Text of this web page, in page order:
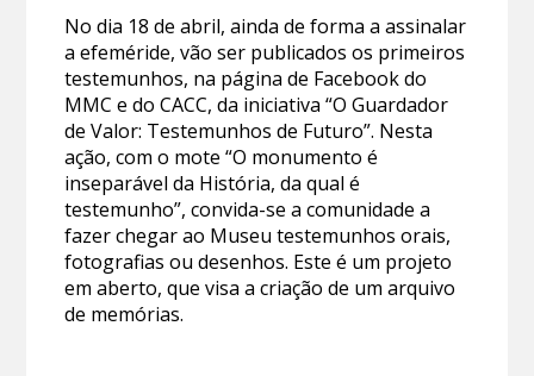
No dia 18 de abril, ainda de forma a assinalar
a efeméride, vão ser publicados os primeiros
testemunhos, na página de Facebook do
MMC e do CACC, da iniciativa “O Guardador
de Valor: Testemunhos de Futuro”. Nesta
ação, com o mote “O monumento é
inseparável da História, da qual é
testemunho”, convida-se a comunidade a
fazer chegar ao Museu testemunhos orais,
fotografias ou desenhos. Este é um projeto
em aberto, que visa a criação de um arquivo
de memórias.